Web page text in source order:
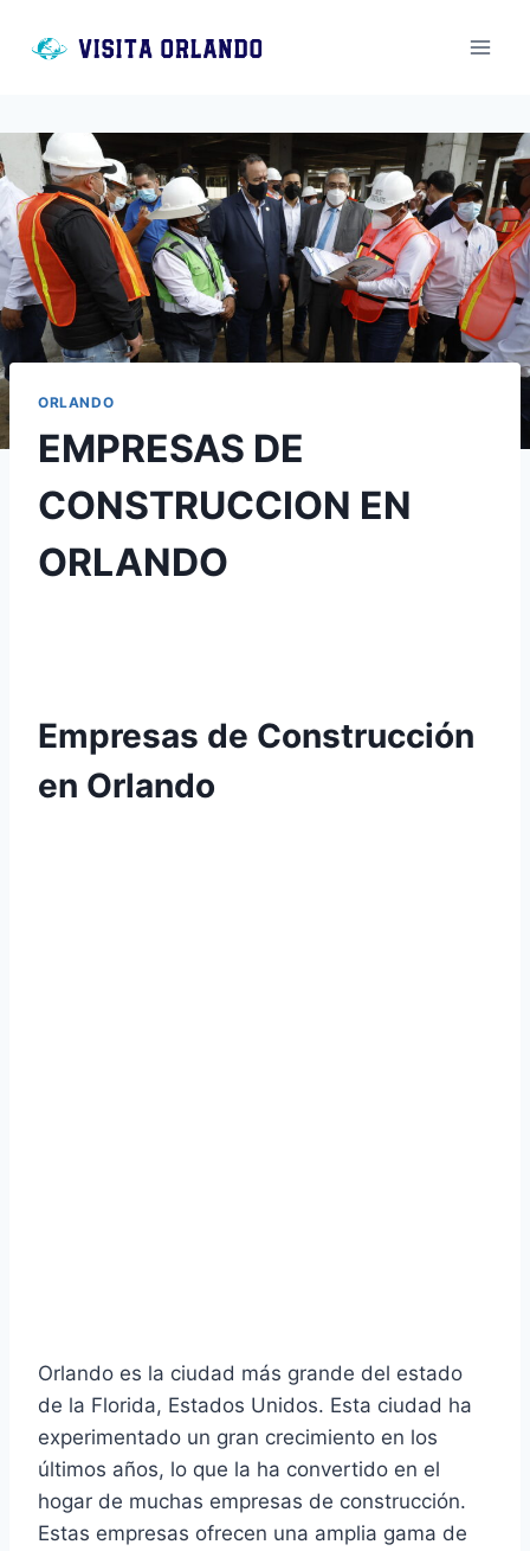
ORLANDO
EMPRESAS DE
CONSTRUCCION EN
ORLANDO
Empresas de Construcción
en Orlando
Orlando es la ciudad más grande del estado
de la Florida, Estados Unidos. Esta ciudad ha
experimentado un gran crecimiento en los
últimos años, lo que la ha convertido en el
hogar de muchas empresas de construcción.
Estas empresas ofrecen una amplia gama de